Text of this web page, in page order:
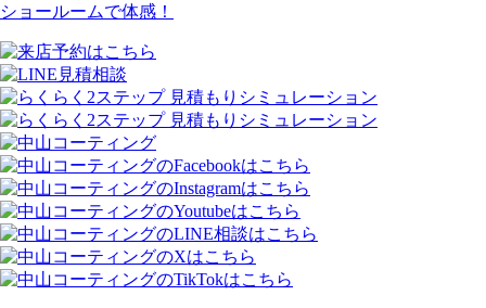
ショールームで体感！